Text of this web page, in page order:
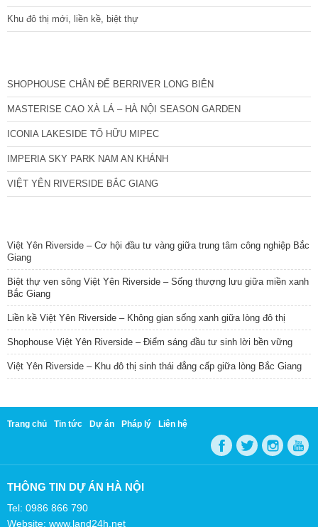
Khu đô thị mới, liền kề, biệt thự
SHOPHOUSE CHÂN ĐẾ BERRIVER LONG BIÊN
MASTERISE CAO XÀ LÁ – HÀ NỘI SEASON GARDEN
ICONIA LAKESIDE TỐ HỮU MIPEC
IMPERIA SKY PARK NAM AN KHÁNH
VIỆT YÊN RIVERSIDE BẮC GIANG
Việt Yên Riverside – Cơ hội đầu tư vàng giữa trung tâm công nghiệp Bắc
Giang
Biệt thự ven sông Việt Yên Riverside – Sống thượng lưu giữa miền xanh
Bắc Giang
Liền kề Việt Yên Riverside – Không gian sống xanh giữa lòng đô thị
Shophouse Việt Yên Riverside – Điểm sáng đầu tư sinh lời bền vững
Việt Yên Riverside – Khu đô thị sinh thái đẳng cấp giữa lòng Bắc Giang
Trang chủ Tin tức Dự án Pháp lý Liên hệ
THÔNG TIN DỰ ÁN HÀ NỘI
Tel: 0986 866 790
Website: www.land24h.net